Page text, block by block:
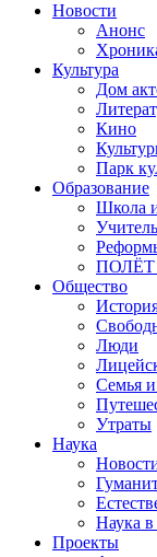
Новости
Анонс
Культура
Дом
Кино
Парк
Образование
Школа
Учитель
ПОЛЁТ
Общество
Люди
Семья и
Утраты
Наука
Наука
Проекты